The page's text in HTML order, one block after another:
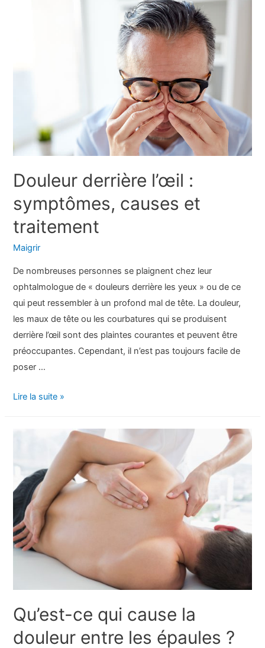
Douleur derrière l’œil :
symptômes, causes et
traitement
Maigrir
De nombreuses personnes se plaignent chez leur
ophtalmologue de « douleurs derrière les yeux » ou de ce
qui peut ressembler à un profond mal de tête. La douleur,
les maux de tête ou les courbatures qui se produisent
derrière l’œil sont des plaintes courantes et peuvent être
préoccupantes. Cependant, il n’est pas toujours facile de
poser …
Douleur
symptômes,
causes
et
traitement
Lire la suite »
Qu’est-ce qui cause la
douleur entre les épaules ?